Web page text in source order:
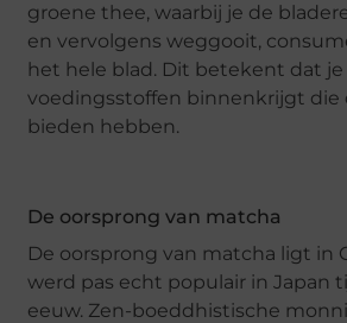
groene thee, waarbij je de
en vervolgens weggooit,
het hele blad. Dit betekent dat je
voedingsstoffen binnenkrijgt die
bieden hebben.
De oorsprong van matcha
De oorsprong van matcha ligt in
werd pas echt populair in Japan
eeuw. Zen-boeddhistische